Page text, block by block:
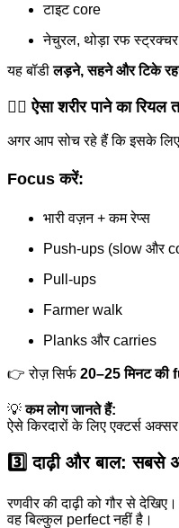
टाइट core
नेचुरल, थोड़ा रफ स्ट्रक्चर
यह बॉडीलड़ने, सहने और टिके
🏋️‍♂️ ऐसा शरीर पाने का रियल
अगर आप सोच रहे हैं कि इसके लिए
Focus करें:
भारी वज़न + कम रेप्स
Push-ups (slow और
Pull-ups
Farmer walk
Planks और carries
👉 रोज़ सिर्फ 20–25 मिनट
💡कम लोग जानते हैं:
ऐसे किरदारों के लिए एक्टर्स
3️⃣ दाढ़ी और बाल: सबसे
रणवीर की दाढ़ी को गौर से देखिए।
वह बिल्कुल perfect नहीं है।